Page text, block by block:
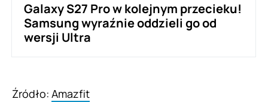
Galaxy S27 Pro w kolejnym przecieku!
Samsung wyraźnie oddzieli go od
wersji Ultra
Źródło: Amazfit